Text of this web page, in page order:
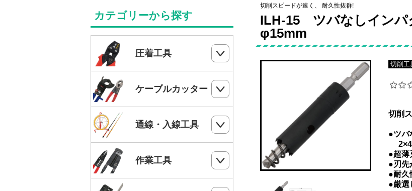
切削スピードが速く、 耐久性抜群!
ILH-15 ツバなしインパ
φ15mm
切削工
切削
●ツバ
2×4
●超薄
●刃先
●耐久
●厳選
カテゴリーから探す
圧着工具
ハンドプレス
電気工事士技能試験工具セット
手動油圧圧着工具
MC4端子用圧着工具
フェルール端子 圧着工具
ケーブルカッター
ケーブルカッター
ワイヤーカッター
ハードカッター
通線・入線工具
スネークラインシリーズ
Jetラインシリーズ
作業工具
切断・パンチ